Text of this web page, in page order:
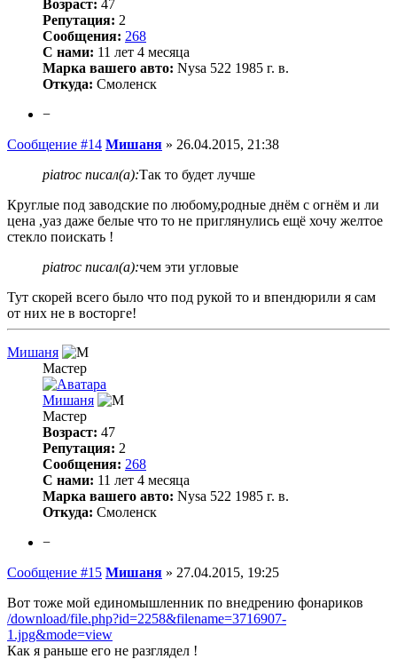
Возраст: 47
Репутация: 2
Сообщения: 268
С нами: 11 лет 4 месяца
Марка вашего авто: Nysa 522 1985 г. в.
Откуда: Смоленск
−
Сообщение #14 Мишаня » 26.04.2015, 21:38
piatroc писал(а):Так то будет лучше
Круглые под заводские по любому,родные днём с огнём и ли
цена ,уаз даже белые что то не приглянулись ещё хочу желтое
стекло поискать !
piatroc писал(а):чем эти угловые
Тут скорей всего было что под рукой то и впендюрили я сам
от них не в восторге!
Мишаня
Мастер
Мишаня
Мастер
Возраст: 47
Репутация: 2
Сообщения: 268
С нами: 11 лет 4 месяца
Марка вашего авто: Nysa 522 1985 г. в.
Откуда: Смоленск
−
Сообщение #15 Мишаня » 27.04.2015, 19:25
Вот тоже мой единомышленник по внедрению фонариков
/download/file.php?id=2258&filename=3716907-
1.jpg&mode=view
Как я раньше его не разглядел !